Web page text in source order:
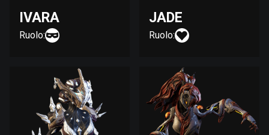
IVARA
Ruolo:
JADE
Ruolo: